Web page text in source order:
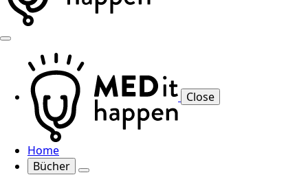
Close
Home
Bücher